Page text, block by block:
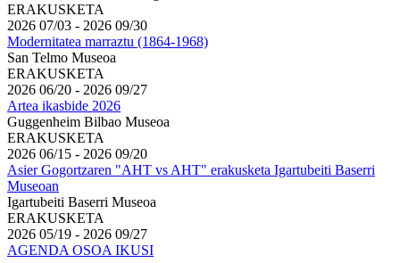
ERAKUSKETA
2026 07/03 - 2026 09/30
Modernitatea marraztu (1864-1968)
San Telmo Museoa
ERAKUSKETA
2026 06/20 - 2026 09/27
Artea ikasbide 2026
Guggenheim Bilbao Museoa
ERAKUSKETA
2026 06/15 - 2026 09/20
Asier Gogortzaren "AHT vs AHT" erakusketa Igartubeiti Baserri
Museoan
Igartubeiti Baserri Museoa
ERAKUSKETA
2026 05/19 - 2026 09/27
AGENDA OSOA IKUSI